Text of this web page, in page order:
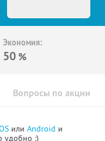
Экономия:
50 %
Вопросы по акции
или Android и
удобно :)